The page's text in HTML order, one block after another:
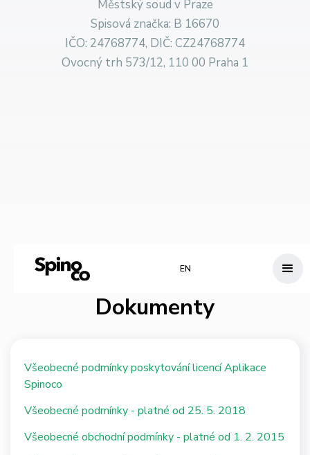
Městský soud v Praze
Spisová značka: B 16670
IČO: 24768774, DIČ: CZ24768774
Ovocný trh 573/12, 110 00 Praha 1
EN
Dokumenty
Všeobecné podmínky poskytování licencí Aplikace
Spinoco
Všeobecné podmínky - platné od 25. 5. 2018
Všeobecné obchodní podmínky - platné od 1. 2. 2015